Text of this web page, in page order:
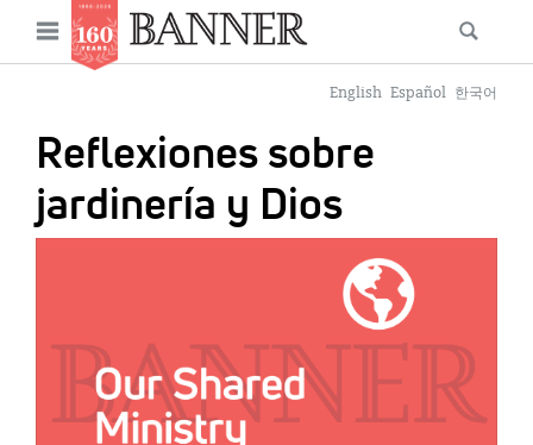
main
Open
English Español 한국어
Reflexiones sobre
jardinería y Dios
Main
navigation
News
Features
Reviews
Secondary
Get Your Banner
Resources